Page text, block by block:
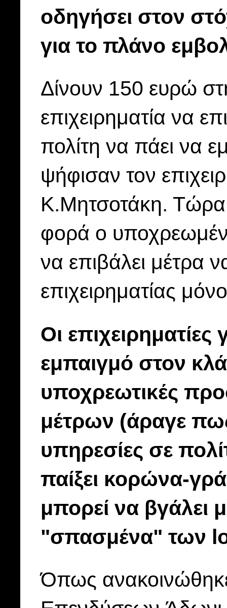
οδηγήσει στον
για το πλάνο
Δίνουν 150 ευρώ
επιχειρηματία να
πολίτη να πάει να
ψήφισαν τον
Κ.Μητσοτάκη. Τώρα
φορά ο
να επιβάλει μέτρα
επιχειρηματίας
Οι
εμπαιγμό στον
υποχρεωτικές
μέτρων (άραγε
υπηρεσίες σε
παίξει κορώνα-
μπορεί να βγάλει
"σπασμένα" των
Όπως